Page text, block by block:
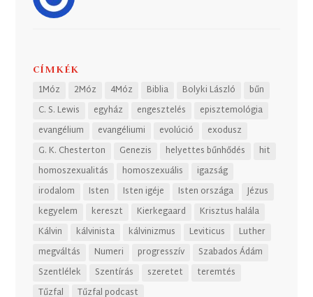
CÍMKÉK
1Móz 2Móz 4Móz Biblia Bolyki László
bűn
C. S. Lewis
egyház engesztelés
episztemológia
evangélium
evangéliumi evolúció
exodusz
G. K. Chesterton
Genezis helyettes bűnhődés
hit
homoszexualitás
homoszexuális
igazság
irodalom
Isten Isten igéje Isten országa
Jézus
kegyelem
kereszt Kierkegaard
Krisztus halála
Kálvin
kálvinista kálvinizmus Leviticus
Luther
megváltás
Numeri progresszív
Szabados Ádám
Szentlélek
Szentírás szeretet
teremtés
Tűzfal
Tűzfal podcast